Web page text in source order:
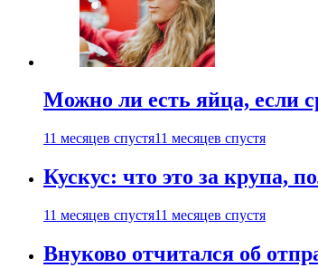
Можно ли есть яйца, если
11 месяцев спустя11 месяцев спустя
Кускус: что это за крупа,
11 месяцев спустя11 месяцев спустя
Внуково отчитался об